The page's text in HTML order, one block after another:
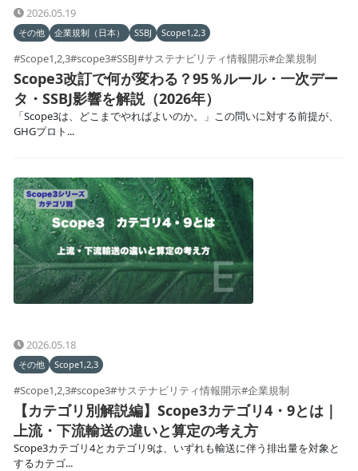
2026.05.19
その他 企業規制（日本） SSBJ Scope1,2,3
#Scope1,2,3#scope3#SSBJ#サステナビリティ情報開示#企業規制
Scope3改訂で何が変わる？95％ルール・一次デー
タ・SSBJ影響を解説（2026年）
「Scope3は、どこまでやればよいのか。」この問いに対する前提が、
GHGプロト...
2026.05.18
その他 Scope1,2,3
#Scope1,2,3#scope3#サステナビリティ情報開示#企業規制
【カテゴリ別解説編】Scope3カテゴリ4・9とは｜
上流・下流輸送の違いと算定の考え方
Scope3カテゴリ4とカテゴリ9は、いずれも輸送に伴う排出量を対象と
するカテゴ...